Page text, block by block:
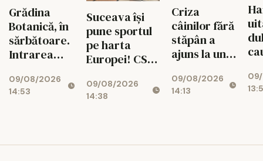
Grădina
Botanică, în
sărbătoare.
Intrarea
gratuită
pentru toți
09/08/2026
14:53
Suceava își
pune sportul
pe harta
Europei! CSU,
europeană
pentru a
09/08/2026
14:38
Criza
câinilor fără
stăpân a
ajuns la un
în județul
Iași
09/08/2026
14:13